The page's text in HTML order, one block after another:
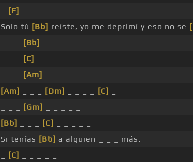
[F]
Solo tú [Bb] reíste, yo me deprimí y eso no se
[Bb]
[C]
[Am]
[Am]
[Dm] [C]
[Gm]
[Bb]
[C]
Si tenías [Bb] a alguien _ _ _ más.
[C]